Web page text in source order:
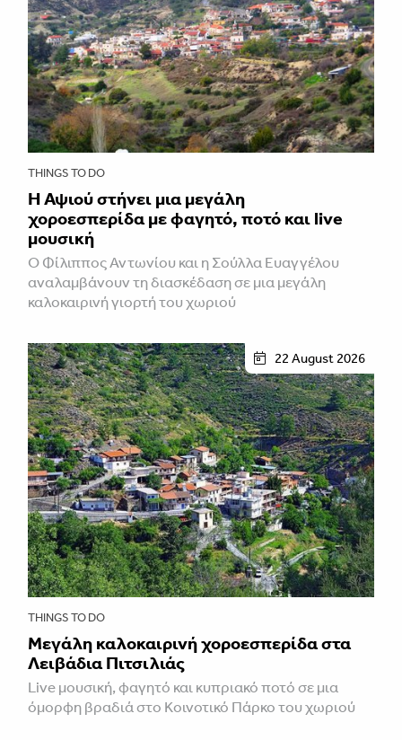
THINGS TO DO
Η Αψιού στήνει μια μεγάλη
χοροεσπερίδα με φαγητό, ποτό και live
μουσική
Ο Φίλιππος Αντωνίου και η Σούλλα Ευαγγέλου
αναλαμβάνουν τη διασκέδαση σε μια μεγάλη
καλοκαιρινή γιορτή του χωριού
22 August 2026
THINGS TO DO
Μεγάλη καλοκαιρινή χοροεσπερίδα στα
Λειβάδια Πιτσιλιάς
Live μουσική, φαγητό και κυπριακό ποτό σε μια
όμορφη βραδιά στο Κοινοτικό Πάρκο του χωριού